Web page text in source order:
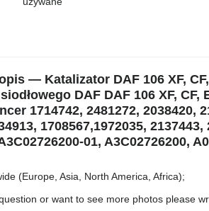
— Katalizator DAF 106 XF,
DAF DAF 106 XF,
1714742, 2481272, 2038420,
1708567,1972035,
01, A3C02726200,
(Europe, Asia, North America, Africa);
or want to see more photos please